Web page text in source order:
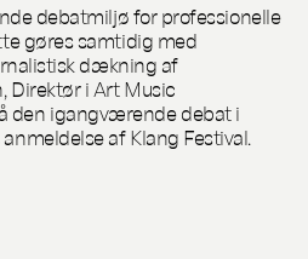
debatmiljø for professionelle
gøres samtidig med
dækning af
Direktør i Art Music
den igangværende debat i
af Klang Festival.